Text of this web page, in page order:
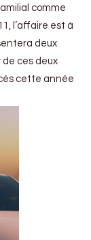
comme
l’affaire est à
deux
de ces deux
cette année